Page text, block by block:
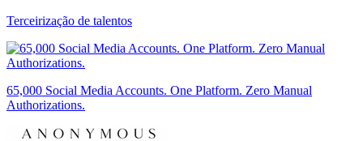
Terceirização de talentos
65,000 Social Media Accounts. One Platform. Zero Manual
Authorizations.